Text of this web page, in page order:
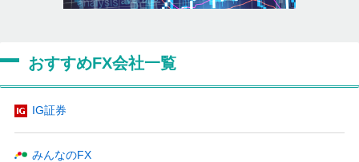
おすすめFX会社一覧
IG証券
みんなのFX